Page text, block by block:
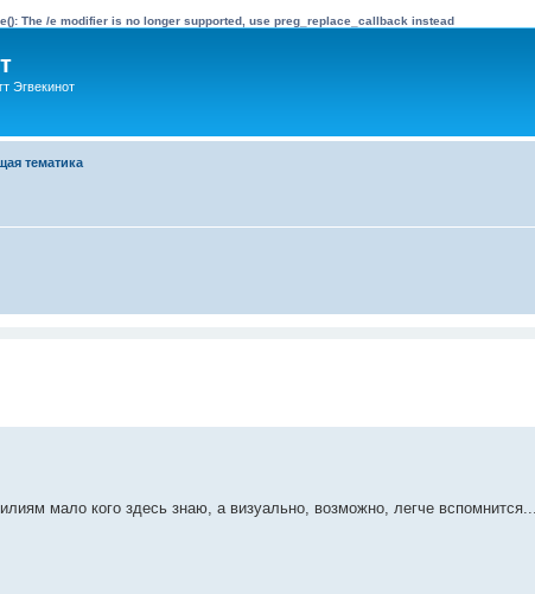
The /e modifier is no longer supported, use preg_replace_callback instead
Эгвекинот
тематика
мало кого здесь знаю, а визуально, возможно, легче вспомнится...